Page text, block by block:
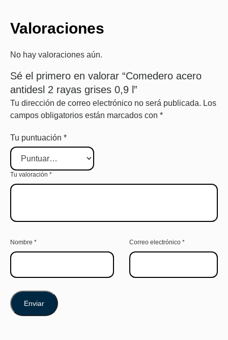
Valoraciones
No hay valoraciones aún.
Sé el primero en valorar “Comedero acero
antidesl 2 rayas grises 0,9 l”
Tu dirección de correo electrónico no será publicada. Los
campos obligatorios están marcados con *
Tu puntuación *
Tu valoración *
Nombre * Correo electrónico *